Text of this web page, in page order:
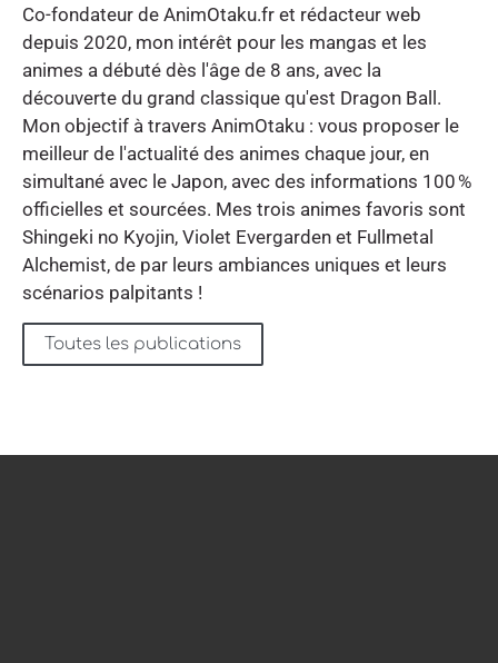
Co-fondateur de AnimOtaku.fr et rédacteur web
depuis 2020, mon intérêt pour les mangas et les
animes a débuté dès l'âge de 8 ans, avec la
découverte du grand classique qu'est Dragon Ball.
Mon objectif à travers AnimOtaku : vous proposer le
meilleur de l'actualité des animes chaque jour, en
simultané avec le Japon, avec des informations 100 %
officielles et sourcées. Mes trois animes favoris sont
Shingeki no Kyojin, Violet Evergarden et Fullmetal
Alchemist, de par leurs ambiances uniques et leurs
scénarios palpitants !
Toutes les publications